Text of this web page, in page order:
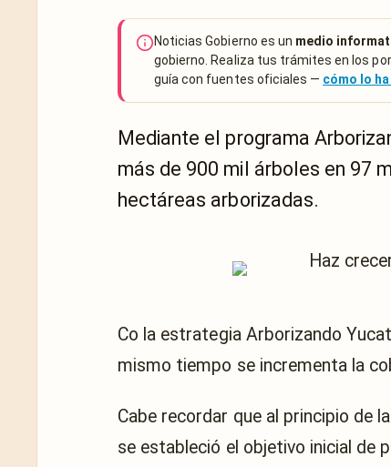
Noticias Gobierno es un medio
gobierno. Realiza tus trámites en los
guía con fuentes oficiales — cómo lo
Mediante el programa
más de 900 mil árboles en 97
hectáreas arborizadas.
Co la estrategia Arborizando
mismo tiempo se incrementa la
Cabe recordar que al principio de
se estableció el objetivo inicial de